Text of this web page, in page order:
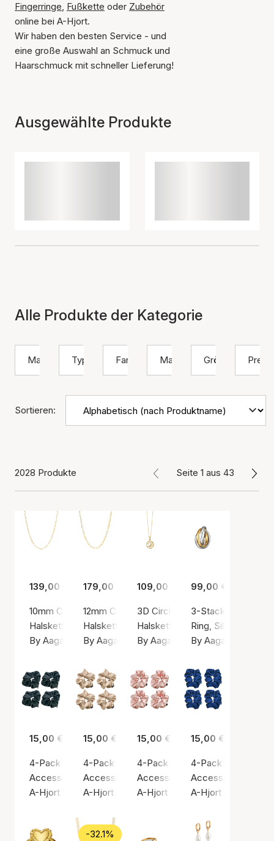
Fingerringe, Fußkette oder Zubehör
online bei A-Hjort.
Wir haben den besten Service - und
eine große Auswahl an Schmuck und
Haarschmuck mit schneller Lieferung!
Ausgewählte Produkte
Alle Produkte der Kategorie
Marke Typ Farbe Material Größe Preis
Sortieren:
2028 Produkte Seite 1 aus 43
139,00 €
10mm Chain Necklace
Halskette, Goldfarben / Vergoldetes Sterlingsilber 925
By Aagaard
179,00 €
12mm Chain Necklace
Halskette, Goldfarben / Vergoldetes
By Aagaard
109,00 €
3D Circle Cubic Zirconia
Halskette, Goldfarben /
By Aagaard
99,00 €
3-Stack Ring
Ring, Silberfarbe /
By Aagaard
15,00 €
4-Pack Hair Scrunchie Black Satin
Accessoires, Schwarz / Seide
A-Hjort Jewellery
15,00 €
4-Pack Hair Scrunchie Light Beige Satin
Accessoires, Beige / Seide
A-Hjort Jewellery
15,00 €
4-Pack Hair Scrunchie Light
Accessoires, Rosa / Seide
A-Hjort Jewellery
15,00 €
4-Pack Hair
Accessoires, Blau
A-Hjort Jewellery
-32.1%